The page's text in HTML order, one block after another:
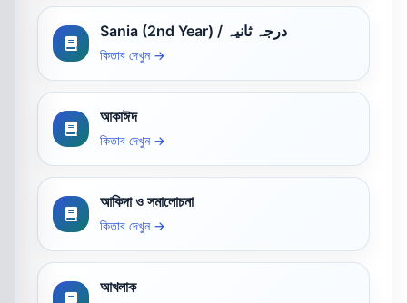
Sania (2nd Year) / درجہ ثانیہ
কিতাব দেখুন →
আকাঈদ
কিতাব দেখুন →
আকিদা ও সমালোচনা
কিতাব দেখুন →
আখলাক